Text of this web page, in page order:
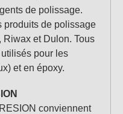
de polissage.
produits de polissage
et Dulon. Tous
pour les
et en époxy.
conviennent